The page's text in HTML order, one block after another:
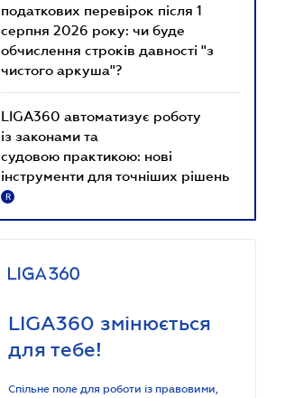
податкових перевірок після 1
серпня 2026 року: чи буде
обчислення строків давності "з
чистого аркуша"?
LIGA360 автоматизує роботу
із законами та
судовою практикою: нові
інструменти для точніших рішень
R
LIGA360 змінюється
для тебе!
Спільне поле для роботи із правовими,